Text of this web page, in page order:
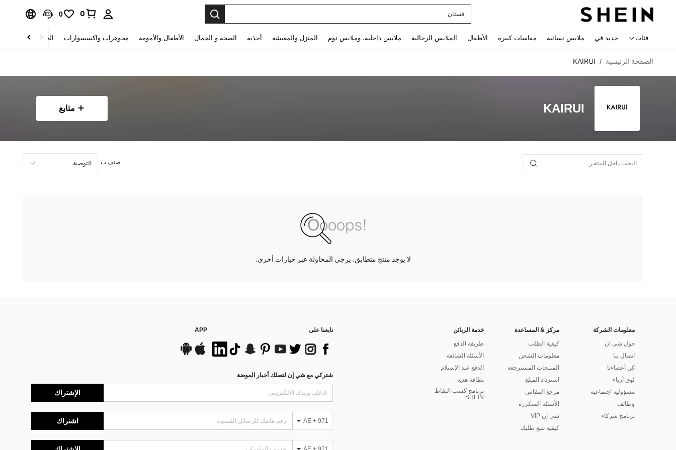
فستان
0
0
فئات جديد في ملابس نسائية مقاسات كبيرة الأطفال الملابس الرجالية ملابس داخلية، وملابس نوم المنزل والمعيشة أحذية الصحة و الجمال الأطفال والأمومة مجوهرات واكسسوارات الحقائب والأمتعة
الصفحة الرئيسية /
KAIRUI
KAIRUI متابع
صنف ب
لا يوجد منتج متطابق. يرجى المحاولة عبر خيارات أخرى.
معلومات الشركة
حول شي ان
اتصال بنا
كن أعضاءنا
لوق أزياء
مسؤولية اجتماعية
وظائف
برنامج شركاء
مركز & المساعدة
كيفية الطلب
معلومات الشحن
المنتجات المسترجعة
استرداد المبلغ
مرجع المقاس
الأسئلة المتكررة
شي إن VIP
كيفية تتبع طلبك
خدمة الزبائن
طريقة الدفع
الأسئلة الشائعة
الدفع عند الإستلام
بطاقة هدية
برنامج كسب النقاط
SHEIN
تابعنا على APP
شتركي مع شي إن لتصلك أخبار الموضة
الإشتراك
AE + 971 اشتراك